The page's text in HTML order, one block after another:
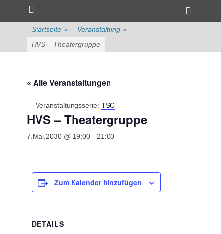
zum
Inhalt
überspringen
Primärmenü
Toggle
Startseite » Veranstaltung »
HVS – Theatergruppe
« Alle Veranstaltungen
Veranstaltungsserie: TSC
HVS – Theatergruppe
7.Mai.2030 @ 19:00 - 21:00
Zum Kalender hinzufügen
DETAILS